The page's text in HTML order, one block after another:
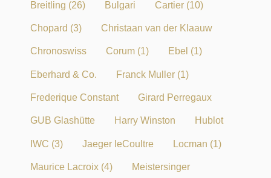
Breitling (26) Bulgari Cartier (10)
Chopard (3) Christaan van der Klaauw
Chronoswiss Corum (1) Ebel (1)
Eberhard & Co. Franck Muller (1)
Frederique Constant Girard Perregaux
GUB Glashütte Harry Winston Hublot
IWC (3) Jaeger leCoultre Locman (1)
Maurice Lacroix (4) Meistersinger